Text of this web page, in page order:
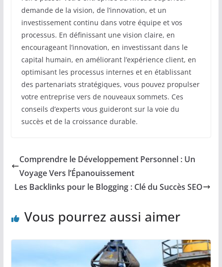
demande de la vision, de l’innovation, et un
investissement continu dans votre équipe et vos
processus. En définissant une vision claire, en
encourageant l’innovation, en investissant dans le
capital humain, en améliorant l’expérience client, en
optimisant les processus internes et en établissant
des partenariats stratégiques, vous pouvez propulser
votre entreprise vers de nouveaux sommets. Ces
conseils d’experts vous guideront sur la voie du
succès et de la croissance durable.
Comprendre le Développement Personnel : Un
Voyage Vers l’Épanouissement
Les Backlinks pour le Blogging : Clé du Succès SEO
Vous pourrez aussi aimer